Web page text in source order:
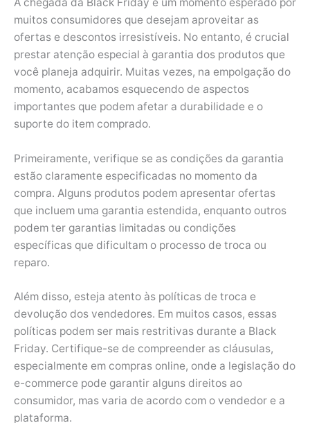
muitos consumidores que desejam aproveitar as
ofertas e descontos irresistíveis. No entanto, é crucial
prestar atenção especial à garantia dos produtos que
você planeja adquirir. Muitas vezes, na empolgação do
momento, acabamos esquecendo de aspectos
importantes que podem afetar a durabilidade e o
suporte do item comprado.
Primeiramente, verifique se as condições da garantia
estão claramente especificadas no momento da
compra. Alguns produtos podem apresentar ofertas
que incluem uma garantia estendida, enquanto outros
podem ter garantias limitadas ou condições
específicas que dificultam o processo de troca ou
reparo.
Além disso, esteja atento às políticas de troca e
devolução dos vendedores. Em muitos casos, essas
políticas podem ser mais restritivas durante a Black
Friday. Certifique-se de compreender as cláusulas,
especialmente em compras online, onde a legislação do
e-commerce pode garantir alguns direitos ao
consumidor, mas varia de acordo com o vendedor e a
plataforma.